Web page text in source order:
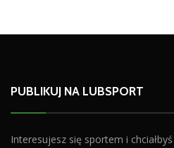
PUBLIKUJ NA LUBSPORT
Interesujesz się sportem i